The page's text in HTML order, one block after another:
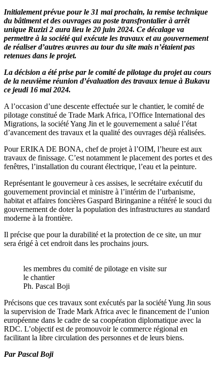
Initialement prévue pour le 31 mai prochain, la remise technique
du bâtiment et des ouvrages au poste transfrontalier à arrêt
unique Ruzizi 2 aura lieu le 20 juin 2024. Ce décalage va
permettre à la société qui exécute les travaux et au gouvernement
de réaliser d’autres œuvres au tour du site mais n’étaient pas
retenues dans le projet.
La décision a été prise par le comité de pilotage du projet au cours
de la neuvième réunion d’évaluation des travaux tenue à Bukavu
ce jeudi 16 mai 2024.
A l’occasion d’une descente effectuée sur le chantier, le comité de
pilotage constitué de Trade Mark Africa, l’Office International des
Migrations, la société Yang Jin et le gouvernement a salué l’état
d’avancement des travaux et la qualité des ouvrages déjà réalisées.
Pour ERIKA DE BONA, chef de projet à l’OIM, l’heure est aux
travaux de finissage. C’est notamment le placement des portes et des
fenêtres, l’installation du courant électrique, l’eau et la peinture.
Représentant le gouverneur à ces assises, le secrétaire exécutif du
gouvernement provincial et ministre à l’intérim de l’urbanisme,
habitat et affaires foncières Gaspard Biringanine a réitéré le souci du
gouvernement de doter la population des infrastructures au standard
moderne à la frontière.
Il précise que pour la durabilité et la protection de ce site, un mur
sera érigé à cet endroit dans les prochains jours.
les membres du comité de pilotage en visite sur
le chantier
Ph. Pascal Boji
Précisons que ces travaux sont exécutés par la société Yung Jin sous
la supervision de Trade Mark Africa avec le financement de l’union
européenne dans le cadre de sa coopération diplomatique avec la
RDC. L’objectif est de promouvoir le commerce régional en
facilitant la libre circulation des personnes et de leurs biens.
Par Pascal Boji